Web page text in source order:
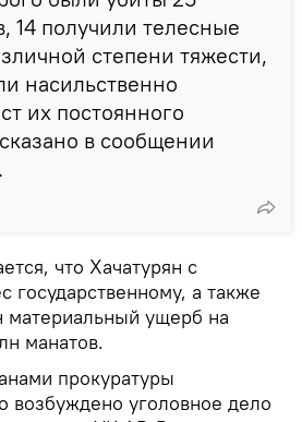
14 получили телесные
степени тяжести,
насильственно
их постоянного
в сообщении
что Хачатурян с
государственному, а также
материальный ущерб на
манатов.
прокуратуры
возбуждено уголовное дело